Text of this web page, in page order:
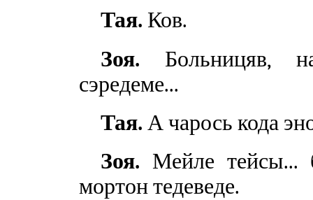
Тая. Ков.
Зоя. Больницяв,
сэредеме...
Тая. А чарось кода
Зоя. Мейле тейсы...
мортон тедеведе.